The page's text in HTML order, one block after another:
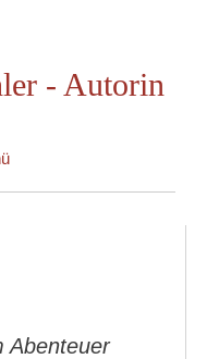
- Autorin
Abenteuer